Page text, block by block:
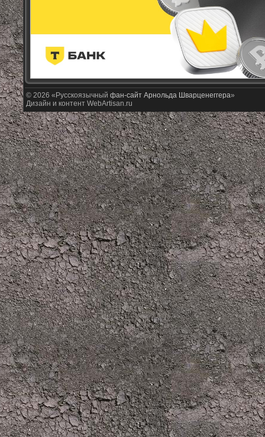
© 2026 «Русскоязычный фан-сайт Арнольда Шварценеггера»
Дизайн и контент WebArtisan.ru